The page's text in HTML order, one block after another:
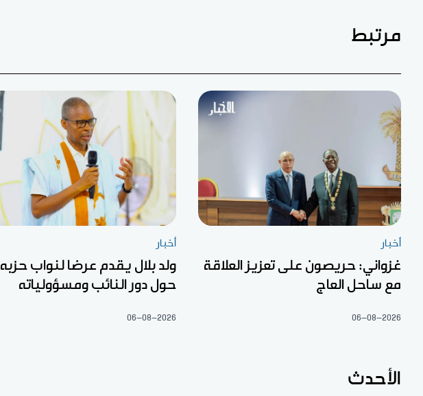
مرتبط
أخبار
غزواني: حريصون على تعزيز العلاقة
مع ساحل العاج
06-08-2026
أخبار
ولد بلال يقدم عرضا لنواب حزبه
حول دور النائب ومسؤولياته
06-08-2026
الأحدث